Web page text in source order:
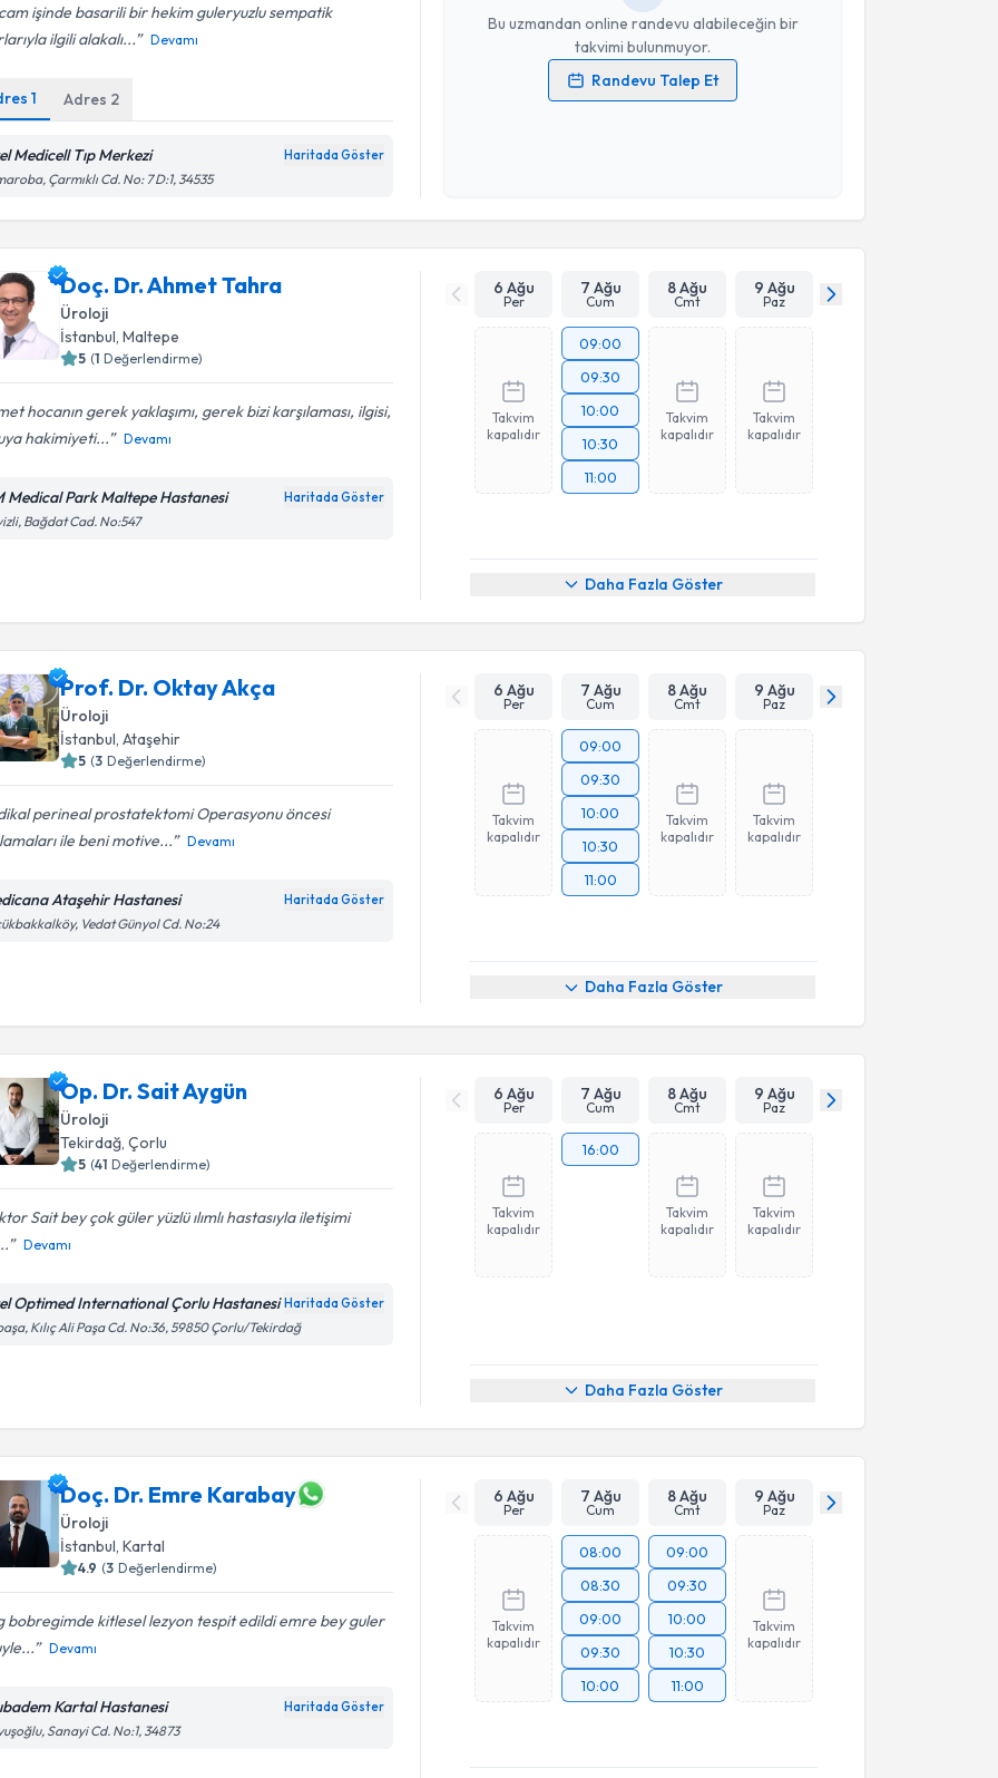
işinde basarili bir hekim guleryuzlu sempatik
ilgili alakalı...
Devamı
1 Adres 2
Medicell Tıp Merkezi Haritada Göster
Çarmıklı Cd. No: 7 D:1, 34535
Bu uzmandan online randevu alabileceğin bir
takvimi bulunmuyor.
Randevu Talep Et
Kişisel verilerimin işlenmesine ilişkinAydınlatma Metni
Takvim Talebini Gönder
Doç. Dr. Ahmet Tahra
Üroloji
İstanbul , Maltepe
5 (1 Değerlendirme)
hocanın gerek yaklaşımı, gerek bizi karşılaması, ilgisi,
hakimiyeti...
Devamı
Medical Park Maltepe Hastanesi Haritada Göster
Bağdat Cad. No:547
6 Ağu
Per
7 Ağu
Cum
8 Ağu
Cmt
9 Ağu
Paz
Takvim
kapalıdır
09:00
09:30
10:00
10:30
11:00
Takvim
kapalıdır
Takvim
kapalıdır
Daha Fazla Göster
Prof. Dr. Oktay Akça
Üroloji
İstanbul, Ataşehir
5 (3 Değerlendirme)
perineal prostatektomi Operasyonu öncesi
ile beni motive...
Devamı
Ataşehir Hastanesi Haritada Göster
Vedat Günyol Cd. No:24
6 Ağu
Per
7 Ağu
Cum
8 Ağu
Cmt
9 Ağu
Paz
Takvim
kapalıdır
09:00
09:30
10:00
10:30
11:00
Takvim
kapalıdır
Takvim
kapalıdır
Daha Fazla Göster
Op. Dr. Sait Aygün
Üroloji
Tekirdağ , Çorlu
5 (41 Değerlendirme)
Sait bey çok güler yüzlü ılımlı hastasıyla iletişimi
Devamı
Optimed International Çorlu Hastanesi Haritada Göster
Kılıç Ali Paşa Cd. No:36, 59850 Çorlu/Tekirdağ
6 Ağu
Per
7 Ağu
Cum
8 Ağu
Cmt
9 Ağu
Paz
Takvim
kapalıdır
16:00
Takvim
kapalıdır
Takvim
kapalıdır
Daha Fazla Göster
Doç. Dr. Emre Karabay
Üroloji
İstanbul, Kartal
4.9 (3 Değerlendirme)
bobregimde kitlesel lezyon tespit edildi emre bey guler
Devamı
Kartal Hastanesi Haritada Göster
Sanayi Cd. No:1, 34873
6 Ağu
Per
7 Ağu
Cum
8 Ağu
Cmt
9 Ağu
Paz
Takvim
kapalıdır
08:00
08:30
09:00
09:30
10:00
09:00
09:30
10:00
10:30
11:00
Takvim
kapalıdır